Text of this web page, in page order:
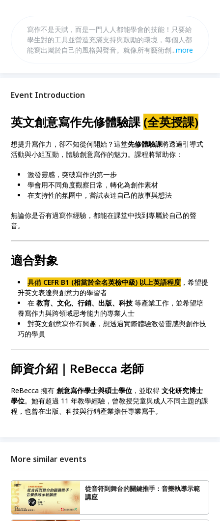
寫作不是天賦，而是一門人人都能學會的技能！只要給
學生對的工具並營造充滿支持與鼓勵的環境，每個人都
能寫出屬於自己的風格與聲音。就像所有藝術創作一
聲音！
...more
Event Introduction
英文創意寫作先修體驗課(全英授課)
想提升寫作力，卻不知從何開始？這堂先修體驗課將透過引導式
活動與小組互動，體驗創意寫作的魅力。課程將幫助你：
激發靈感，突破寫作的第一步
學會用不同角度觀察日常，轉化為創作素材
在支持性的氛圍中，嘗試表達自己的故事與想法
無論你是否有過寫作經驗，都能在課堂中找到專屬於自己的聲
音。
適合對象
具備 CEFR B1 (相當於全名英檢中級) 以上英語程度 ，希望提
升英文表達與創意力的學習者
在教育、文化、行銷、出版、科技 等產業工作，並希望培
養寫作力與跨領域思考能力的專業人士
對英文創意寫作有興趣，想透過實際體驗激發靈感與創作技
巧的學員
師資介紹｜ReBecca 老師
ReBecca 擁有創意寫作學士與碩士學位 ，並取得文化研究博士
學位。她有超過 11 年教學經驗，曾教授兒童與成人不同主題的課
程，也曾在出版、科技與行銷產業擔任專業寫手。
More similar events
從音符到舞台的關鍵推手：音樂執導示範
講座